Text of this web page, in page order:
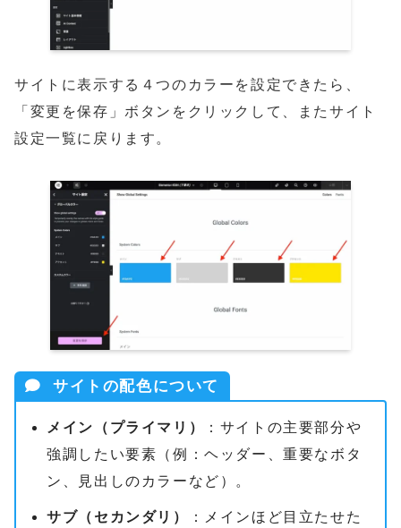
サイトに表示する４つのカラーを設定できたら、
「変更を保存」ボタンをクリックして、またサイト
設定一覧に戻ります。
サイトの配色について
メイン（プライマリ）
：サイトの主要部分や
強調したい要素（例：ヘッダー、重要なボタ
ン、見出しのカラーなど）。
サブ（セカンダリ）
：メインほど目立たせた